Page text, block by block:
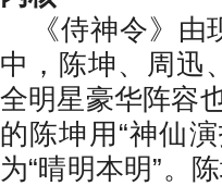
《侍神令》
中，陈坤、周迅
全明星豪华阵容
的陈坤用“神仙
为“晴明本明”。